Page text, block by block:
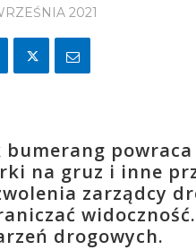
2021
bumerang
na gruz i inne
zarządcy
drogowych.